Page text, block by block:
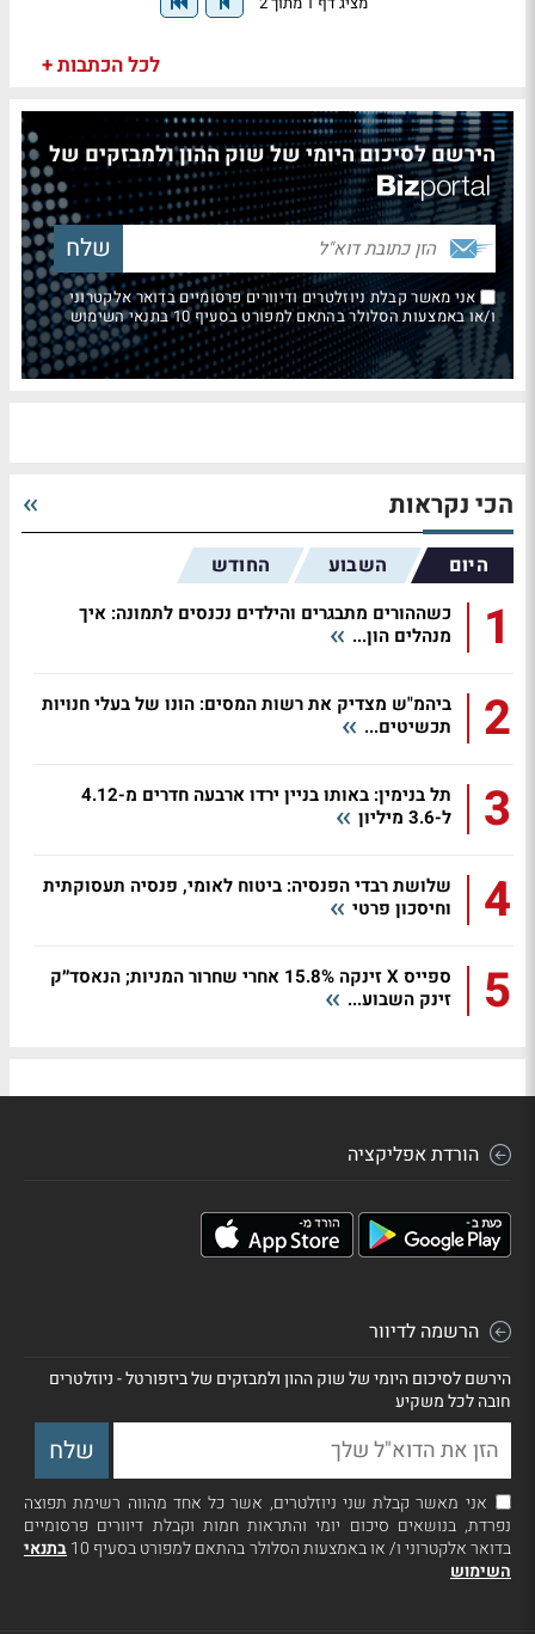
לכל הכתבות +
הירשם לסיכום היומי של שוק ההון ולמבזקים של
אני מאשר קבלת ניוזלטרים ודיוורים פרסומיים בדואר אלקטרוני
ו/או באמצעות הסלולר בהתאם למפורט בסעיף 10 בתנאי השימוש
הכי נקראות
היום השבוע החודש
1
כשההורים מתבגרים והילדים נכנסים לתמונה: איך
מנהלים הון...
2
ביהמ"ש מצדיק את רשות המסים: הונו של בעלי חנויות
תכשיטים...
3
תל בנימין: באותו בניין ירדו ארבעה חדרים מ-4.12
ל-3.6 מיליון
4
שלושת רבדי הפנסיה: ביטוח לאומי, פנסיה תעסוקתית
וחיסכון פרטי
5
ספייס X זינקה 15.8% אחרי שחרור המניות; הנאסד״ק
זינק השבוע...
הורדת אפליקציה
הרשמה לדיוור
הירשם לסיכום היומי של שוק ההון ולמבזקים של ביזפורטל - ניוזלטרים
חובה לכל משקיע
אני מאשר קבלת שני ניוזלטרים, אשר כל אחד מהווה רשימת תפוצה
נפרדת, בנושאים סיכום יומי והתראות חמות וקבלת דיוורים פרסומיים
בדואר אלקטרוני ו/ או באמצעות הסלולר בהתאם למפורט בסעיף 10
בתנאי
השימוש